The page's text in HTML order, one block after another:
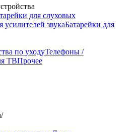
для слуховых
усилителей звукаБатарейки для
по уходуТелефоны /
ТВПрочее
/